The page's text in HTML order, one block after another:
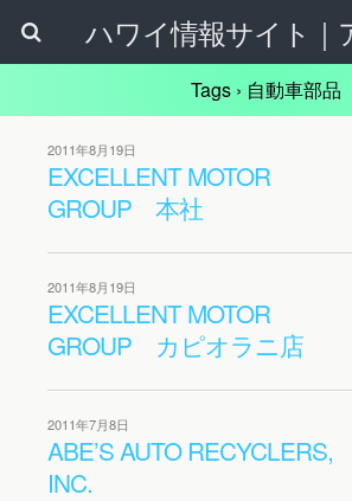
Tags › 自動車部品
2011年8月19日
EXCELLENT MOTOR
GROUP 本社
2011年8月19日
EXCELLENT MOTOR
GROUP カピオラニ店
2011年7月8日
ABE’S AUTO RECYCLERS,
INC.